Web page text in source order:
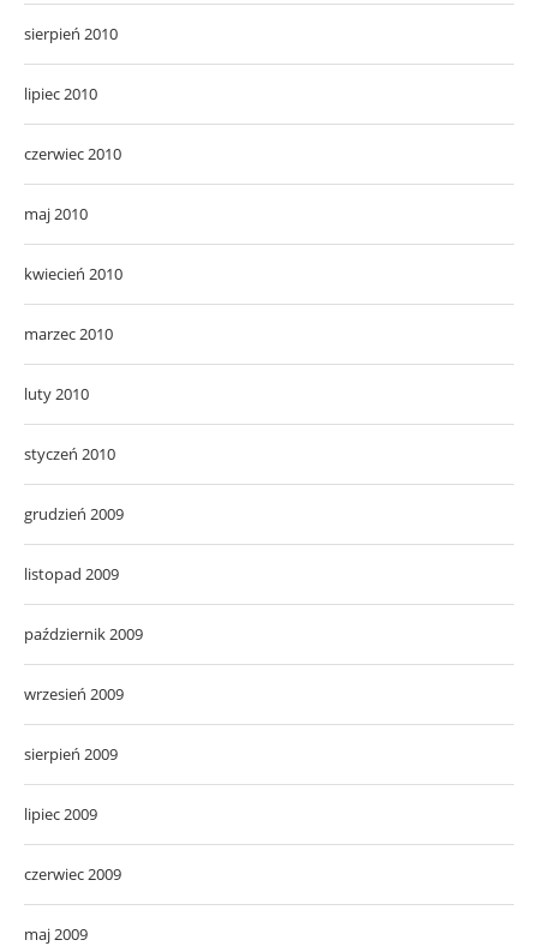
sierpień 2010
lipiec 2010
czerwiec 2010
maj 2010
kwiecień 2010
marzec 2010
luty 2010
styczeń 2010
grudzień 2009
listopad 2009
październik 2009
wrzesień 2009
sierpień 2009
lipiec 2009
czerwiec 2009
maj 2009